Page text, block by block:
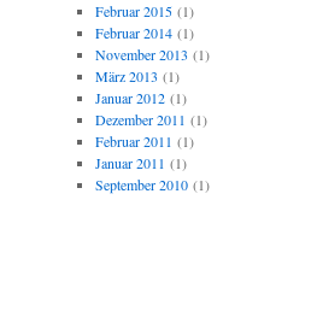
Februar 2015(1)
Februar 2014(1)
November 2013 (1)
März 2013 (1)
Januar 2012(1)
Dezember 2011 (1)
Februar 2011 (1)
Januar 2011 (1)
September 2010(1)